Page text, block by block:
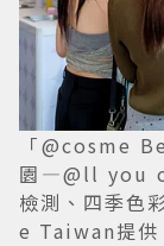
「@cosme
園—@ll you
檢測、四季色
e Taiwan提供